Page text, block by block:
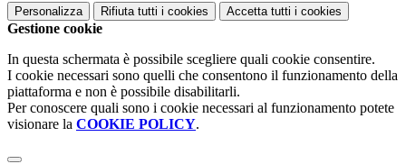
Personalizza Rifiuta tutti i cookies Accetta tutti i cookies
Gestione cookie
In questa schermata è possibile scegliere quali cookie consentire.
I cookie necessari sono quelli che consentono il funzionamento della
piattaforma e non è possibile disabilitarli.
Per conoscere quali sono i cookie necessari al funzionamento potete
visionare la COOKIE POLICY.